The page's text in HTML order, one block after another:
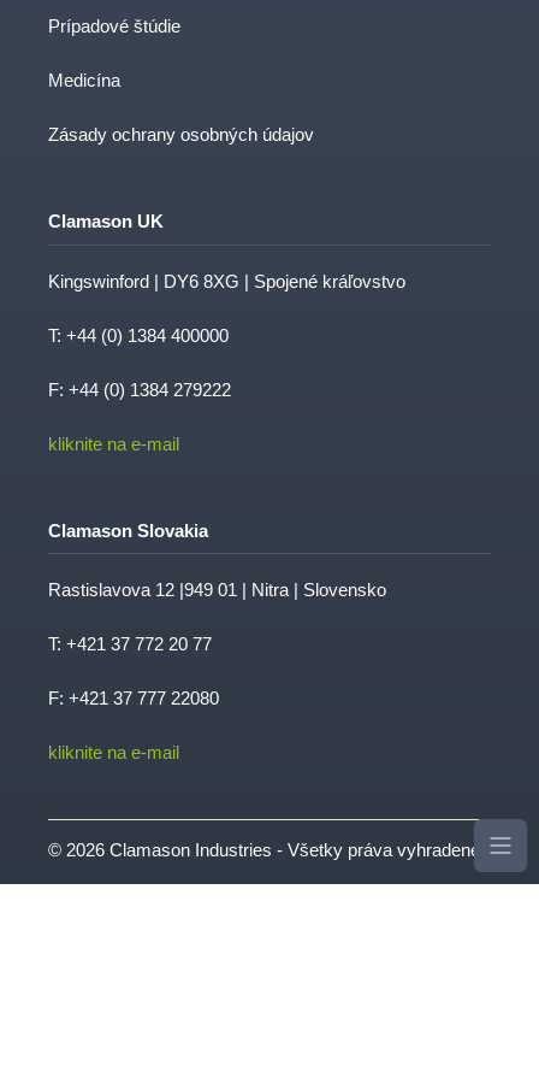
Prípadové štúdie
Medicína
Zásady ochrany osobných údajov
Clamason UK
Kingswinford | DY6 8XG | Spojené kráľovstvo
T: +44 (0) 1384 400000
F: +44 (0) 1384 279222
kliknite na e-mail
Clamason Slovakia
Rastislavova 12 |949 01 | Nitra | Slovensko
T: +421 37 772 20 77
F: +421 37 777 22080
kliknite na e-mail
© 2026 Clamason Industries - Všetky práva vyhradené